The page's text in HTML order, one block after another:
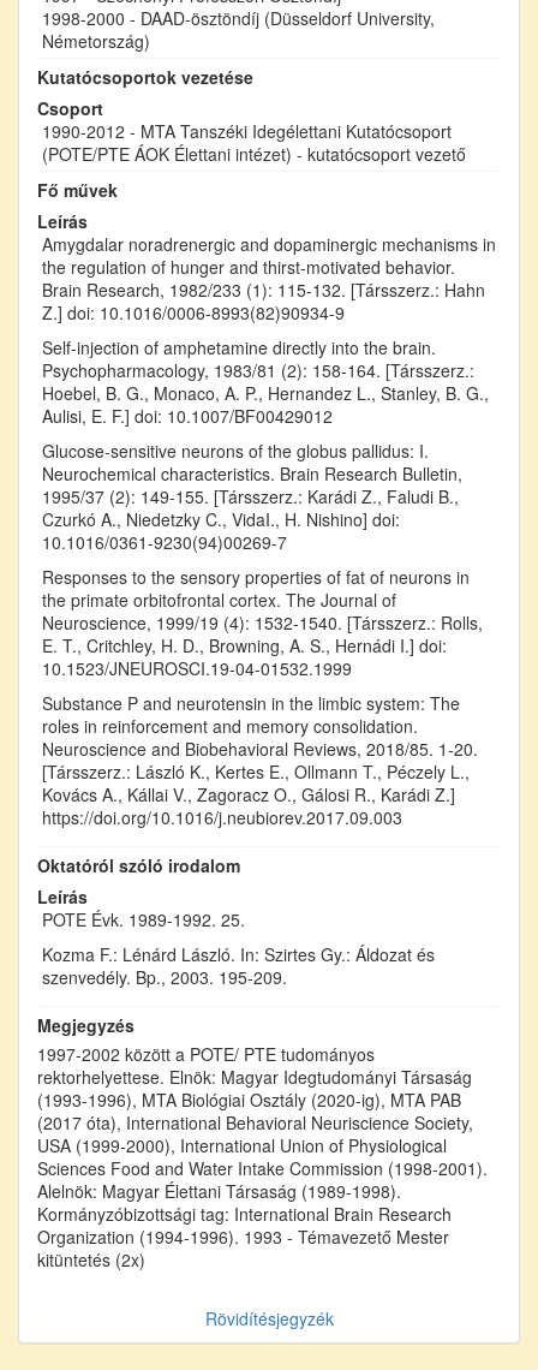
1998-2000 - DAAD-ösztöndíj (Düsseldorf University,
Németország)
Kutatócsoportok vezetése
Csoport
1990-2012 - MTA Tanszéki Idegélettani Kutatócsoport
(POTE/PTE ÁOK Élettani intézet) - kutatócsoport vezető
Fő művek
Leírás
Amygdalar noradrenergic and dopaminergic mechanisms in
the regulation of hunger and thirst-motivated behavior.
Brain Research, 1982/233 (1): 115-132. [Társszerz.: Hahn
Z.] doi: 10.1016/0006-8993(82)90934-9
Self-injection of amphetamine directly into the brain.
Psychopharmacology, 1983/81 (2): 158-164. [Társszerz.:
Hoebel, B. G., Monaco, A. P., Hernandez L., Stanley, B. G.,
Aulisi, E. F.] doi: 10.1007/BF00429012
Glucose-sensitive neurons of the globus pallidus: I.
Neurochemical characteristics. Brain Research Bulletin,
1995/37 (2): 149-155. [Társszerz.: Karádi Z., Faludi B.,
Czurkó A., Niedetzky C., VidaI., H. Nishino] doi:
10.1016/0361-9230(94)00269-7
Responses to the sensory properties of fat of neurons in
the primate orbitofrontal cortex. The Journal of
Neuroscience, 1999/19 (4): 1532-1540. [Társszerz.: Rolls,
E. T., Critchley, H. D., Browning, A. S., Hernádi I.] doi:
10.1523/JNEUROSCI.19-04-01532.1999
Substance P and neurotensin in the limbic system: The
roles in reinforcement and memory consolidation.
Neuroscience and Biobehavioral Reviews, 2018/85. 1-20.
[Társszerz.: László K., Kertes E., Ollmann T., Péczely L.,
Kovács A., Kállai V., Zagoracz O., Gálosi R., Karádi Z.]
https://doi.org/10.1016/j.neubiorev.2017.09.003
Oktatóról szóló irodalom
Leírás
POTE Évk. 1989-1992. 25.
Kozma F.: Lénárd László. In: Szirtes Gy.: Áldozat és
szenvedély. Bp., 2003. 195-209.
Megjegyzés
1997-2002 között a POTE/ PTE tudományos
rektorhelyettese. Elnök: Magyar Idegtudományi Társaság
(1993-1996), MTA Biológiai Osztály (2020-ig), MTA PAB
(2017 óta), International Behavioral Neuriscience Society,
USA (1999-2000), International Union of Physiological
Sciences Food and Water Intake Commission (1998-2001).
Alelnök: Magyar Élettani Társaság (1989-1998).
Kormányzóbizottsági tag: International Brain Research
Organization (1994-1996). 1993 - Témavezető Mester
kitüntetés (2x)
Rövidítésjegyzék